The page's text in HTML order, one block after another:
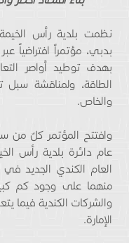
نظمت بلدية رأس الخيمة
بهدف توطيد أواصر
الطاقة، ولمناقشة سبل
والخاص.
وافتتح المؤتمر كلّ من
عام دائرة بلدية رأس
العام الكندي الجديد
منهما على وجود كم
والشركات الكندية فيما
الإمارة.